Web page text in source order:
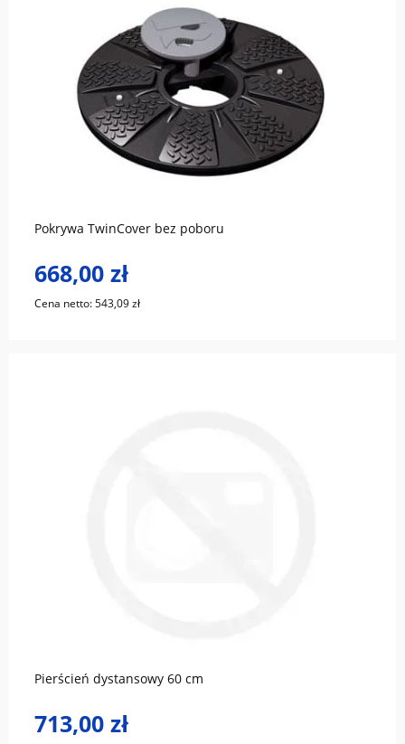
Pokrywa TwinCover bez poboru
668,00 zł
Cena netto:543,09 zł
do koszyka
Pierścień dystansowy 60 cm
713,00 zł